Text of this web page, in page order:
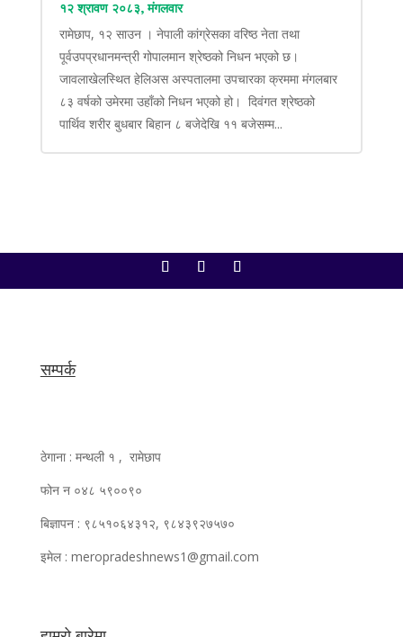
१२ श्रावण २०८३, मंगलवार
रामेछाप, १२ साउन । नेपाली कांग्रेसका वरिष्ठ नेता तथा
पूर्वउपप्रधानमन्त्री गोपालमान श्रेष्ठको निधन भएको छ।
जावलाखेलस्थित हेलिअस अस्पतालमा उपचारका क्रममा मंगलबार
८३ वर्षको उमेरमा उहाँको निधन भएको हो। दिवंगत श्रेष्ठको
पार्थिव शरीर बुधबार बिहान ८ बजेदेखि ११ बजेसम्म...
सम्पर्क
ठेगाना : मन्थली १ , रामेछाप
फोन न ०४८ ५९००९०
बिज्ञापन : ९८५१०६४३१२, ९८४३९२७५७०
इमेल : meropradeshnews1@gmail.com